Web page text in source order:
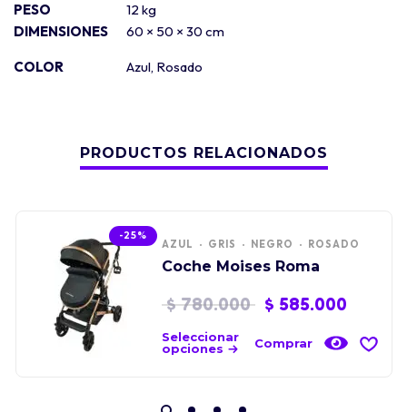
PESO
12 kg
DIMENSIONES
60 × 50 × 30 cm
COLOR Azul, Rosado
PRODUCTOS RELACIONADOS
-25%
AZUL GRIS NEGRO ROSADO
Coche Moises Roma
$780.000 $ 585.000
Seleccionar
opciones
Comprar